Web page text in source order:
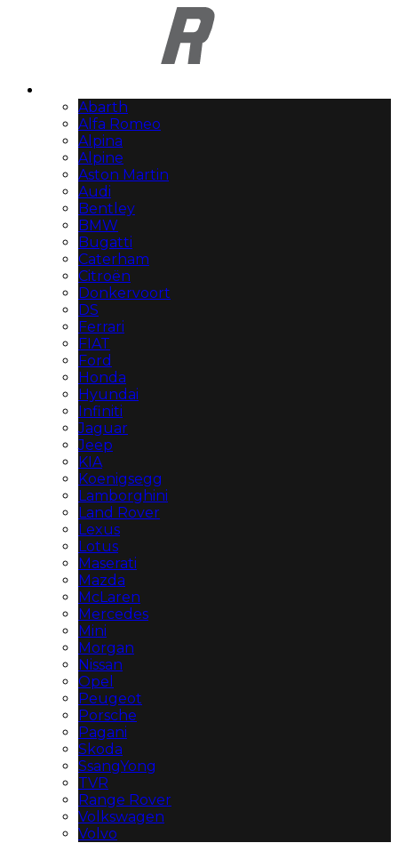
Abarth
Alfa Romeo
Alpina
Alpine
Aston Martin
Audi
Bentley
BMW
Bugatti
Caterham
Citroën
Donkervoort
DS
Ferrari
FIAT
Ford
Honda
Hyundai
Infiniti
Jaguar
Jeep
KIA
Koenigsegg
Lamborghini
Land Rover
Lexus
Lotus
Maserati
Mazda
McLaren
Mercedes
Mini
Morgan
Nissan
Opel
Peugeot
Porsche
Pagani
Skoda
SsangYong
TVR
Range Rover
Volkswagen
Volvo